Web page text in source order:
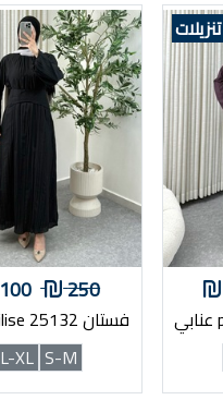
تنزيلات
250
100
فستان pilise 25132 اسود
S-M
L-XL